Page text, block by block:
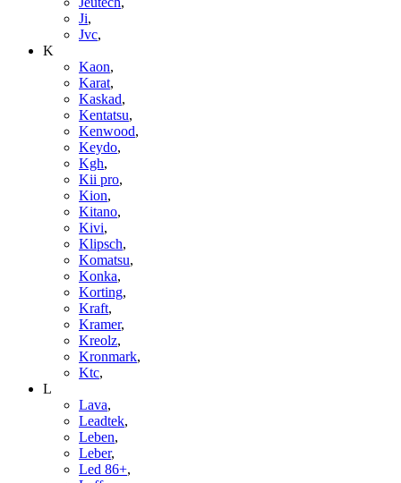
Ji,
Jvc,
K
Kaon,
Karat,
Kaskad,
Kentatsu,
Kenwood,
Keydo,
Kgh,
Kii pro,
Kion,
Kitano,
Kivi,
Klipsch,
Komatsu,
Konka,
Korting,
Kraft,
Kramer,
Kreolz,
Kronmark,
Ktc,
L
Lava,
Leadtek,
Leben,
Leber,
Led 86+,